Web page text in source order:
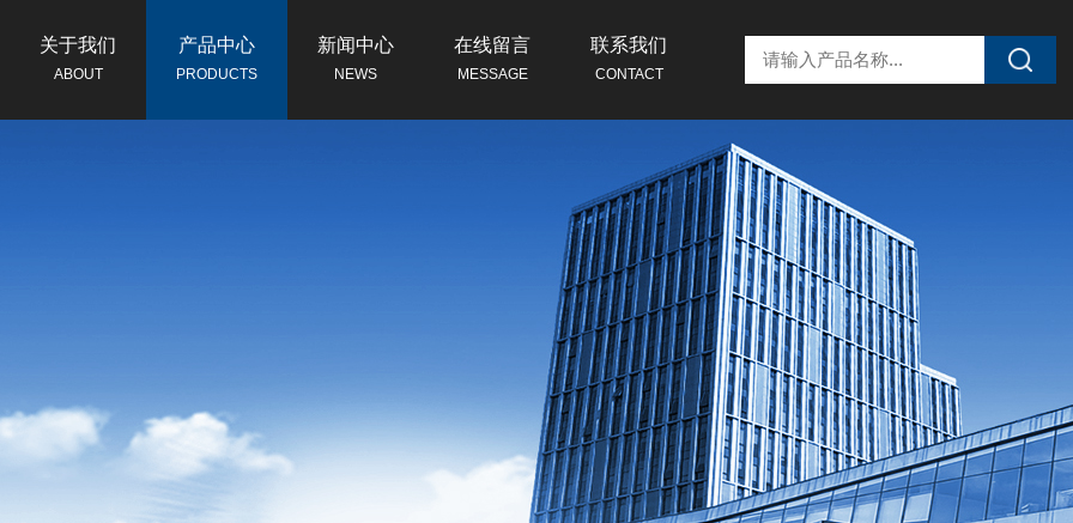
关于我们
ABOUT
产品中心
PRODUCTS
新闻中心
NEWS
在线留言
MESSAGE
联系我们
CONTACT